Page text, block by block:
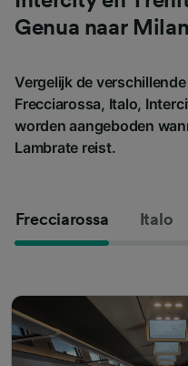
Genua naar
Vergelijk de
Frecciarossa, Italo,
worden aangeboden
Lambrate reist.
Frecciarossa Italo